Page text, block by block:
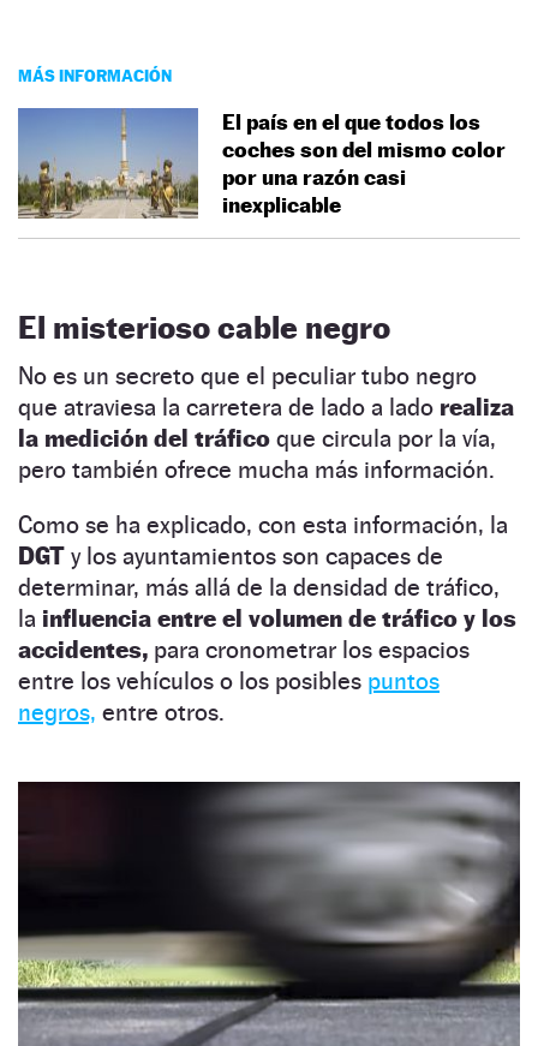
MÁS INFORMACIÓN
El país en el que todos los
coches son del mismo color
por una razón casi
inexplicable
El misterioso cable negro
No es un secreto que el peculiar tubo negro
que atraviesa la carretera de lado a lado realiza
la medición del tráfico que circula por la vía,
pero también ofrece mucha más información.
Como se ha explicado, con esta información, la
DGT y los ayuntamientos son capaces de
determinar, más allá de la densidad de tráfico,
la influencia entre el volumen de tráfico y los
accidentes, para cronometrar los espacios
entre los vehículos o los posibles puntos
negros, entre otros.